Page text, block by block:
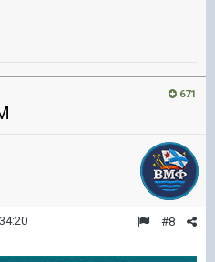
671
#8